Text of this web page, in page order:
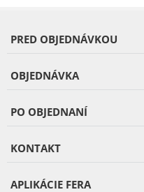
PRED OBJEDNÁVKOU
OBJEDNÁVKA
PO OBJEDNANÍ
KONTAKT
APLIKÁCIE FERA